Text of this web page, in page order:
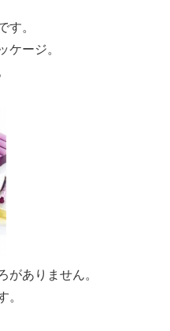
。
ージ。
ありません。